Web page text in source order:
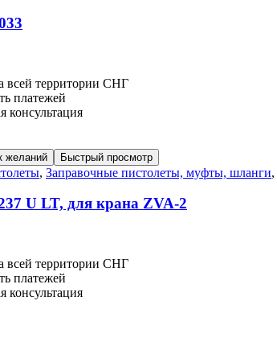
всей территории СНГ
платежей
консультация
желаний Быстрый просмотр
, Заправочные пистолеты, муфты, шланги,
U LT, для крана ZVA-2
всей территории СНГ
платежей
консультация